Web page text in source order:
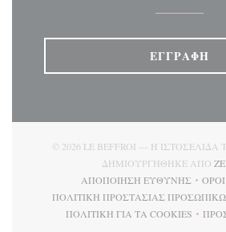
ΕΓΓΡΑΦΉ
© 2026 LE BEFFROI — Η
ΔΗΜΙΟΥΡΓΉΘΗΚΕ ΑΠΌ
ΑΠΟΠΟΊΗΣΗ ΕΥΘΎΝΗΣ
((ΑΝΟΊΓΕΙ ΣΕ
ΠΟΛΙΤΙΚΉ ΠΡΟΣΤΑΣΊΑΣ
ΠΟΛΙΤΙΚΉ ΓΙΑ ΤΑ COOKIES
((ΑΝΟΊΓΕΙ ΣΕ ΝΈΟ